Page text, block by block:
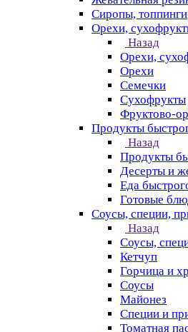
Сиропы, топпинги
Орехи,
Назад
Орехи,
Орехи
Семечки
Сухофрукты
Фруктово-
Продукты
Назад
Продукты
Десерты и
Еда
Готовые
Соусы, специи,
Назад
Соусы,
Кетчуп
Горчица и
Соусы
Майонез
Специи и
Томатная